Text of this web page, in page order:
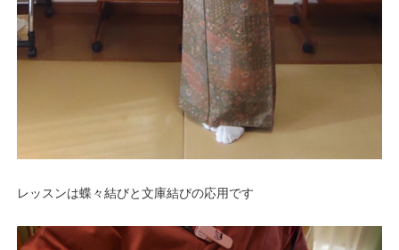
レッスンは蝶々結びと文庫結びの応用です